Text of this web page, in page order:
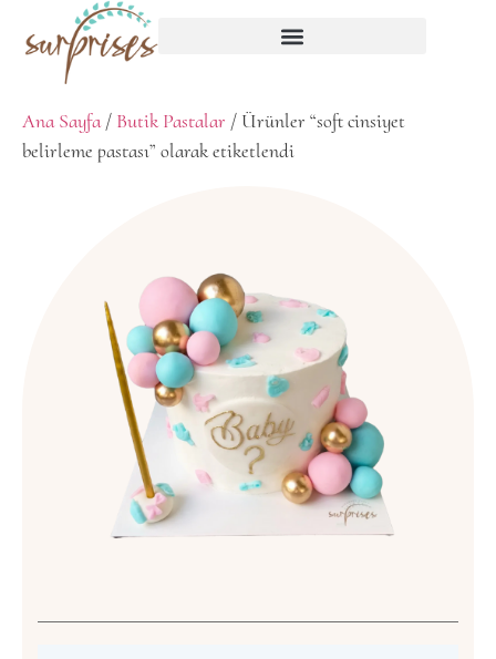
Ana Sayfa/ Butik Pastalar / Ürünler “soft cinsiyet
belirleme pastası” olarak etiketlendi